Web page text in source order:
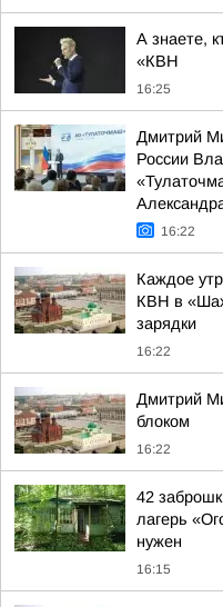
А знаете,
«КВН
16:25
Дмитрий
России
16:22
Каждое
КВН в
зарядки
16:22
Дмитрий
блоком
16:22
42
лагерь
нужен
16:15